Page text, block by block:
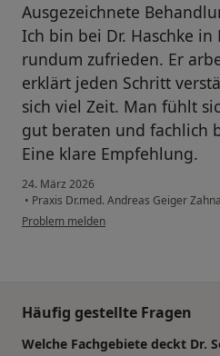
Ausgezeichnete
Ich bin bei Dr. Haschke
rundum zufrieden. Er
erklärt jeden Schritt
sich viel Zeit. Man fühlt
gut beraten und fachlich
Eine klare Empfehlung.
24. März 2026
• Praxis Dr.med. Andreas Geiger
Problem melden
Häufig gestellte Fragen
Welche Fachgebiete deckt Dr.